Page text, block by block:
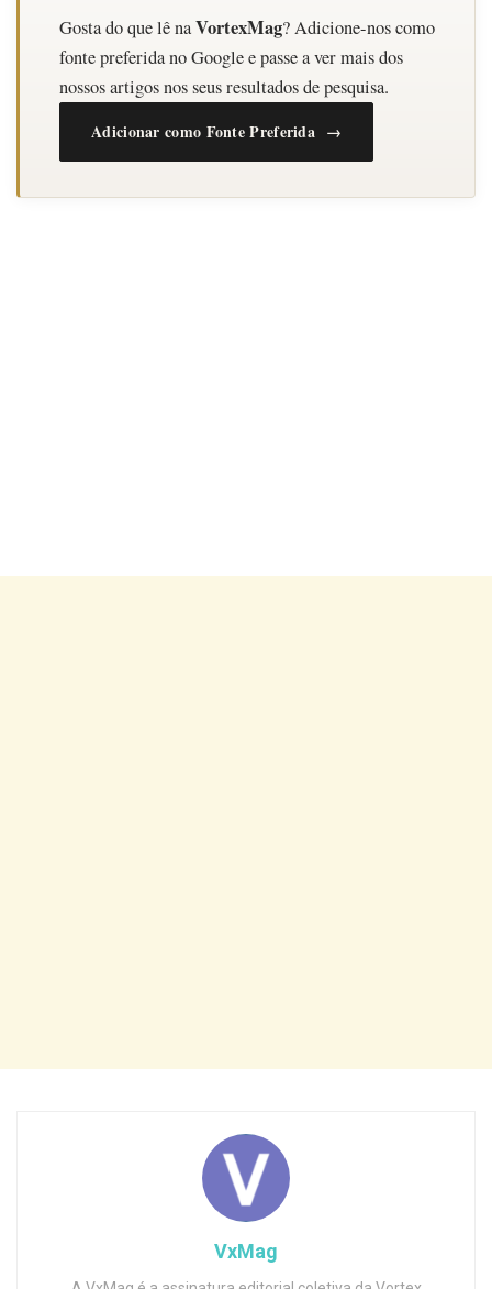
Gosta do que lê naVortexMag? Adicione-nos como
fonte preferida no Google e passe a ver mais dos
nossos artigos nos seus resultados de pesquisa.
Adicionar como Fonte Preferida →
VxMag